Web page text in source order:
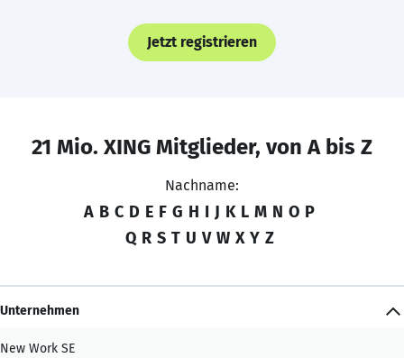
Jetzt registrieren
21 Mio. XING Mitglieder, von A bis Z
Nachname:
A B C D E F G H I J K L M N O P
Q R S T U V W X Y Z
Unternehmen
New Work SE